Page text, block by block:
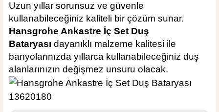
Uzun yıllar sorunsuz ve güvenle
kullanabileceğiniz kaliteli bir çözüm sunar.
Hansgrohe Ankastre İç Set Duş
Bataryası dayanıklı malzeme kalitesi ile
banyolarınızda yıllarca kullanabileceğiniz duş
alanlarınızın değişmez unsuru olacak.